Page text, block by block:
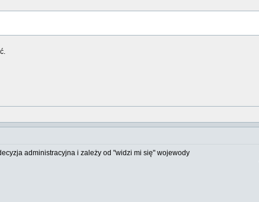
administracyjna i zależy od "widzi mi się" wojewody